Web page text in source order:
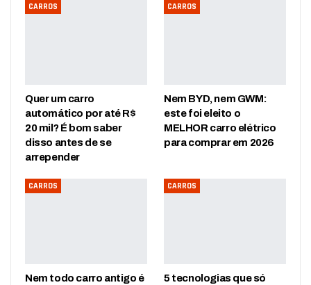
CARROS
Quer um carro
automático por até R$
20 mil? É bom saber
disso antes de se
arrepender
CARROS
Nem BYD, nem GWM:
este foi eleito o
MELHOR carro elétrico
para comprar em 2026
CARROS
Nem todo carro antigo é
CARROS
5 tecnologias que só